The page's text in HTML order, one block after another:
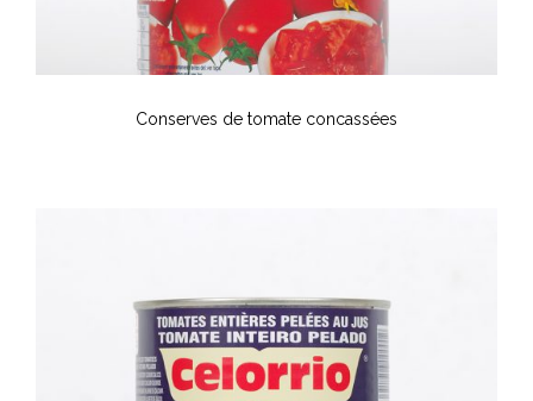
Conserves de tomate concassées